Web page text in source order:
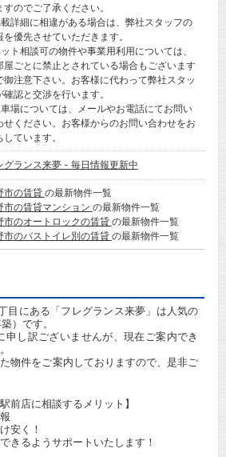
すのでご了承ください。
詳細に相違がある場合は、弊社スタッフの
を優先させていただきます。
ト相談可の物件や事業用利用については、
屋ごとに禁止とされている場合もございます
御注意下さい。お客様に代わって弊社スタッ
確認と交渉を行います。
場については、メールやお電話にてお問い
せください。お客様からのお問い合わせをお
しています。
グランス来夢 - 毎日情報更新中
市の賃貸 の最新物件一覧
市の賃貸マンション の最新物件一覧
市のオートロックの賃貸 の最新物件一覧
市のバストイレ別の賃貸 の最新物件一覧
目にある「フレグランス来夢」は人気の
）です。
申し訳ございませんが、現在ご案内でき
物件をご案内しておりますので、是非ご
前店に相談するメリット】
安く！
きるようサポートいたします！